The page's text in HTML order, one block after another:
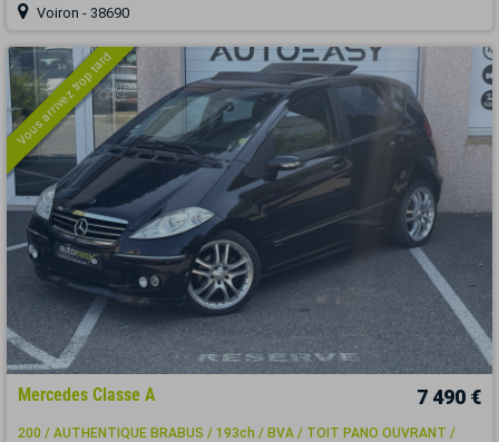
Voiron - 38690
Vous arrivez trop tard
Mercedes Classe A 7 490 €
200 / AUTHENTIQUE BRABUS / 193ch / BVA / TOIT PANO OUVRANT /